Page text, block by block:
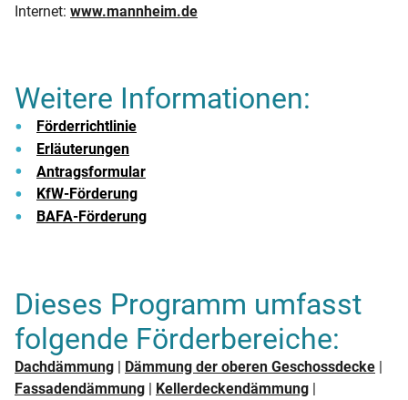
Internet: www.mannheim.de
Weitere Informationen:
Förderrichtlinie
Erläuterungen
Antragsformular
KfW-Förderung
BAFA-Förderung
Dieses Programm umfasst
folgende Förderbereiche:
Dachdämmung | Dämmung der oberen Geschossdecke |
Fassadendämmung | Kellerdeckendämmung |